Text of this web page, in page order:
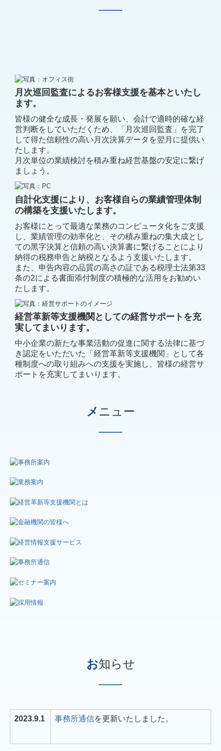
―――
月次巡回監査によるお客様支援を基本といたし
ます。
皆様の健全な成⻑・発展を願い、会計で適時的確な経
営判断をしていただく ため、「月次巡回監査」を完了
して得た信頼性の高い月次決算データを翌月に提供い
たします。
月次単位の業績検討を積み重ね経営基盤の安定に繋げ
ましょう。
自計化支援により、お客様自らの業績管理体制
の構築を支援いたします。
お客様にとって最適な業務のコンピュータ化をご支援
し、業績管理の効率化と、その積み重ねの集⼤成とし
ての⿊字決算と信頼の⾼い決算書に繋げるこ とにより
納得の税務申告と納税となるよう支援いたします。
また、申告内容の品質の高さの証である税理士法第33
条の2による書面添付制度の積極的な活用をお勧めい
たします。
経営革新等支援機関としての経営サポートを充
実してまいります。
中小企業の新たな事業活動の促進に関する法律に基づ
き認定をいただいた
「経営革新等支援機関」として各
種制度への取り組みへの支援を実施し、皆様の経営サ
ポートを充実してまいります。
メ ニュー
―――
お知らせ
―――
2023.9.1 事務所通信を更新いたしました。